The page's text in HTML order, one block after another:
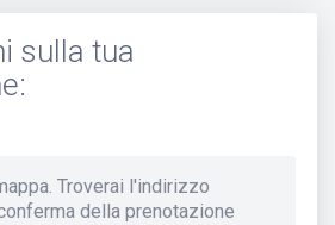
sulla tua
Troverai l'indirizzo
della prenotazione